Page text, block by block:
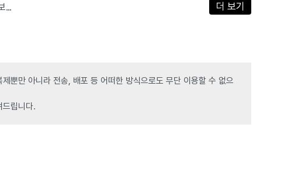
...
더 보기
뿐만 아니라 전송, 배포 등 어떠한 방식으로도 무단 이용할 수 없으
드립니다.